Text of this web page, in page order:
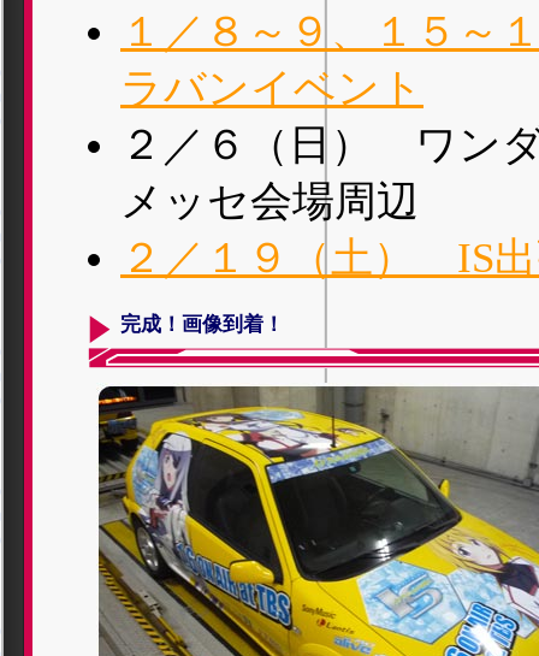
１／８～９、１５～
ラバンイベント
２／６（日） ワン
メッセ会場周辺
２／１９（土） IS
完成！画像到着！